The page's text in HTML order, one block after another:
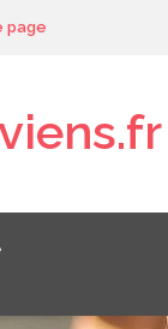
page